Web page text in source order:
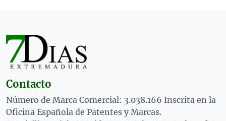
Contacto
Número de Marca Comercial: 3.038.166 Inscrita en la
Oficina Española de Patentes y Marcas.